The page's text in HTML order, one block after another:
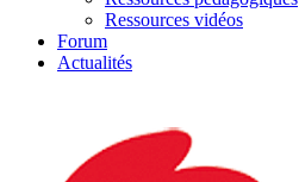
Ressources vidéos
Forum
Actualités